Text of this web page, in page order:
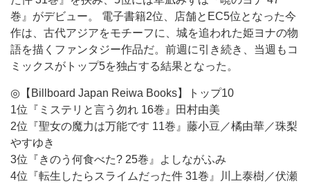
巻』がデビュー。 電子書籍2位、店舗とEC5位となった今
作は、古代アジアをモチーフに、城を追われた姫ヨナの物
語を描くファンタジー作品だ。前週に引き続き、当週もコ
ミックスがトップ5を独占する結果となった。
◎【Billboard Japan Reiwa Books】トップ10
1位『ミステリと言う勿れ 16巻』田村由美
2位『聖女の魔力は万能です 11巻』藤小豆／橘由華／珠梨
やすゆき
3位『きのう何食べた? 25巻』よしながふみ
4位『転生したらスライムだった件 31巻』川上泰樹／伏瀬